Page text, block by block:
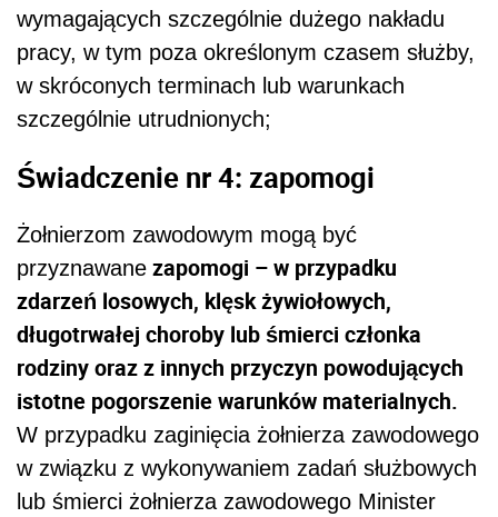
wymagających szczególnie dużego nakładu
pracy, w tym poza określonym czasem służby,
w skróconych terminach lub warunkach
szczególnie utrudnionych;
Świadczenie nr 4: zapomogi
Żołnierzom zawodowym mogą być
przyznawane zapomogi – w przypadku
zdarzeń losowych, klęsk żywiołowych,
długotrwałej choroby lub śmierci członka
rodziny oraz z innych przyczyn powodujących
istotne pogorszenie warunków materialnych.
W przypadku zaginięcia żołnierza zawodowego
w związku z wykonywaniem zadań służbowych
lub śmierci żołnierza zawodowego Minister